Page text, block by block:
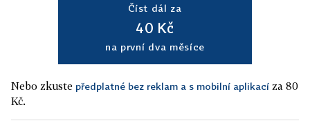
Číst dál za
40 Kč
na první dva měsíce
Nebo zkuste předplatné bez reklam a s mobilní aplikací za 80
Kč.